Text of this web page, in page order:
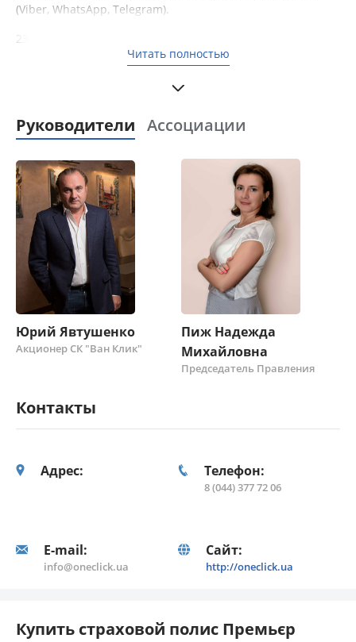
(Viber, WhatsApp, Telegram).
23.04.2019 изменено название с ЧАО "Страховая
"Саламандра-Украина"на ЧАО "Страховая
Читать полностью
Руководители Ассоциации
Юрий Явтушенко
Акционер СК "Ван Клик"
Пиж Надежда
Михайловна
Председатель Правления
Контакты
Адрес: Телефон:
8 (044) 377 72 06
E-mail:
info@oneclick.ua
Сайт:
http://oneclick.ua
Купить страховой полис Премьєр